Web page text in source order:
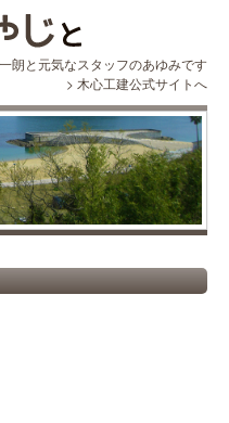
と元気なスタッフのあゆみです
> 木心工建公式サイトへ